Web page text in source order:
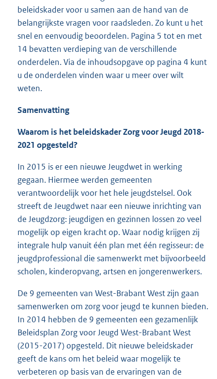
beleidskader voor u samen aan de hand van de
belangrijkste vragen voor raadsleden. Zo kunt u het
snel en eenvoudig beoordelen. Pagina 5 tot en met
14 bevatten verdieping van de verschillende
onderdelen. Via de inhoudsopgave op pagina 4 kunt
u de onderdelen vinden waar u meer over wilt
weten.
Samenvatting
Waarom is het beleidskader Zorg voor Jeugd 2018-
2021 opgesteld?
In 2015 is er een nieuwe Jeugdwet in werking
gegaan. Hiermee werden gemeenten
verantwoordelijk voor het hele jeugdstelsel. Ook
streeft de Jeugdwet naar een nieuwe inrichting van
de Jeugdzorg: jeugdigen en gezinnen lossen zo veel
mogelijk op eigen kracht op. Waar nodig krijgen zij
integrale hulp vanuit één plan met één regisseur: de
jeugdprofessional die samenwerkt met bijvoorbeeld
scholen, kinderopvang, artsen en jongerenwerkers.
De 9 gemeenten van West-Brabant West zijn gaan
samenwerken om zorg voor jeugd te kunnen bieden.
In 2014 hebben de 9 gemeenten een gezamenlijk
Beleidsplan Zorg voor Jeugd West-Brabant West
(2015-2017) opgesteld. Dit nieuwe beleidskader
geeft de kans om het beleid waar mogelijk te
verbeteren op basis van de ervaringen van de